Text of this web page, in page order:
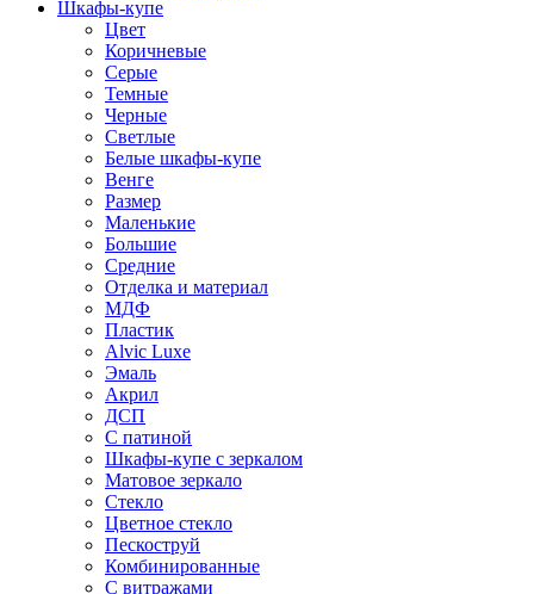
Шкафы-купе
Цвет
Коричневые
Серые
Темные
Черные
Светлые
Белые шкафы-купе
Венге
Размер
Маленькие
Большие
Средние
Отделка и материал
МДФ
Пластик
Alvic Luxe
Эмаль
Акрил
ДСП
С патиной
Шкафы-купе с зеркалом
Матовое зеркало
Стекло
Цветное стекло
Пескоструй
Комбинированные
С витражами